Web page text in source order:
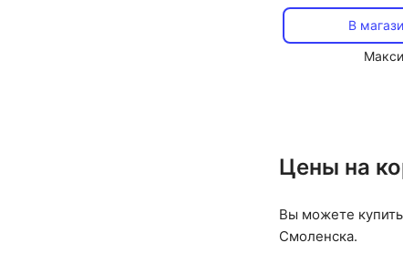
В
Цены на
Вы можете
Смоленска.